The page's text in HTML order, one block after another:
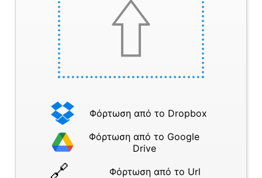
Φόρτωση από το Dropbox
Φόρτωση από το Google
Drive
Φόρτωση από το Url